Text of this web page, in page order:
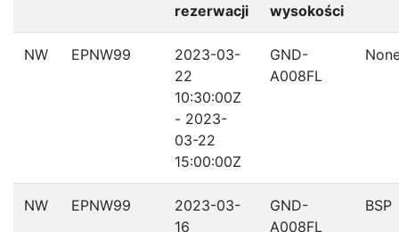
rezerwacji
wysokości
NW EPNW99
2023-03-
22
10:30:00Z
- 2023-
03-22
15:00:00Z
GND-
A008FL
NW EPNW99
2023-03-
16
GND-
A008FL
BSP